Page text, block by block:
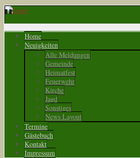
Home
Neuigkeiten
Alle Meldungen
Gemeinde
Heimatfest
Feuerwehr
Kirche
Jagd
Sonstiges
News Layout
Termine
Gästebuch
Kontakt
Impressum